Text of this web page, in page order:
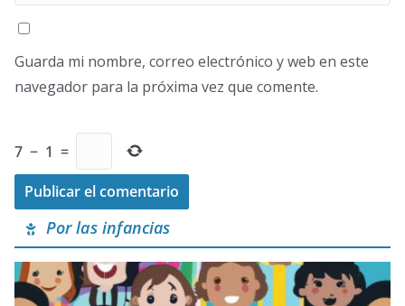
Guarda mi nombre, correo electrónico y web en este
navegador para la próxima vez que comente.
7 − 1 =
Por las infancias